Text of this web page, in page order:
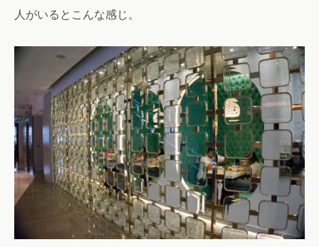
人がいるとこんな感じ。